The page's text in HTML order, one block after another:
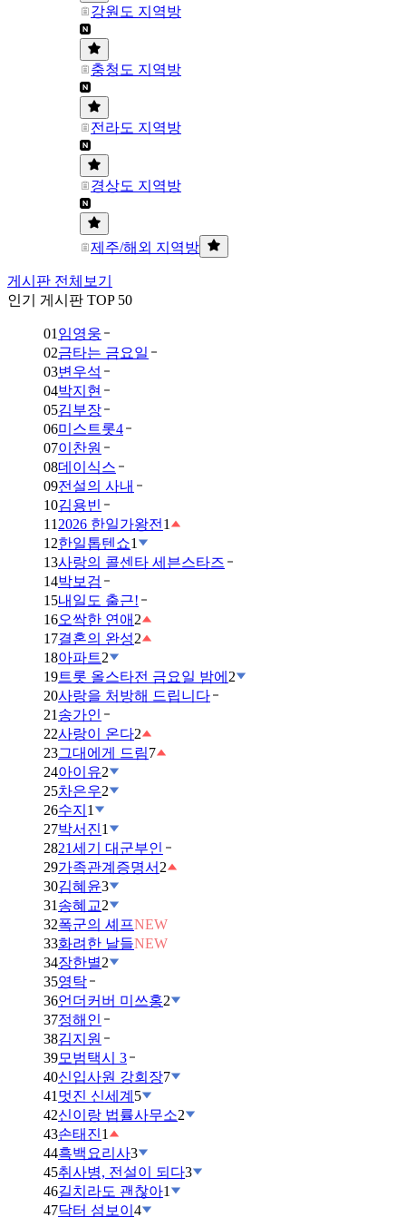
강원도 지역방
충청도 지역방
전라도 지역방
경상도 지역방
제주/해외 지역방
게시판 전체보기
인기 게시판 TOP 50
01 임영웅
02금타는 금요일
03변우석
04박지현
05김부장
06미스트롯4
07이찬원
08데이식스
09전설의 사내
10김용빈
11 2026 한일가왕전 1
12한일톱텐쇼1
13사랑의 콜센타 세븐스타즈
14박보검
15내일도 출근!
16오싹한 연애 2
17결혼의 완성2
18아파트2
19트롯 올스타전 금요일 밤에 2
20사랑을 처방해 드립니다
21 송가인
22사랑이 온다2
23그대에게 드림7
24아이유2
25차은우2
26수지 1
27박서진1
2821세기 대군부인
29가족관계증명서 2
30김혜윤3
31 송혜교2
32폭군의 셰프NEW
33화려한 날들NEW
34장한별2
35영탁
36언더커버 미쓰홍2
37정해인
38김지원
39모범택시 3
40신입사원 강회장7
41 멋진 신세계 5
42신이랑 법률사무소2
43손태진1
44흑백요리사3
45취사병, 전설이 되다3
46길치라도 괜찮아1
47닥터 섬보이 4